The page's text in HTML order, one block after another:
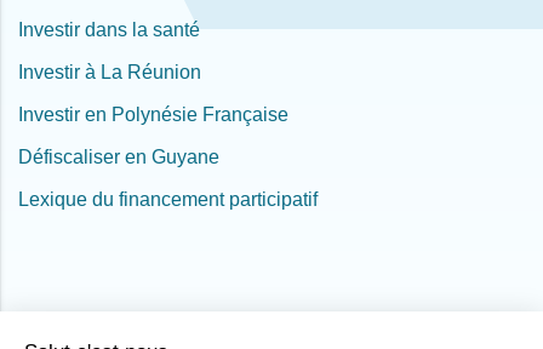
Investir dans la santé
Investir à La Réunion
Investir en Polynésie Française
Défiscaliser en Guyane
Lexique du financement participatif